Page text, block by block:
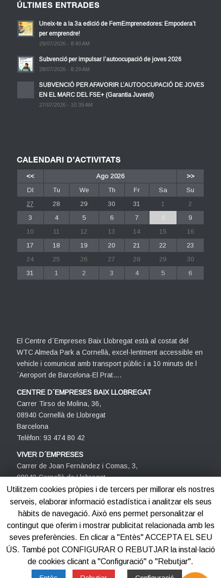
ÚLTIMES ENTRADES
Uneix-te a la 3a edició de FemEmprenedores: Empodera’t
per emprendre!
29/07/2026 - 8:40 AM
Subvenció per impulsar l’autoocupació de joves 2026
28/07/2026 - 8:29 AM
SUBVENCIÓ PER AFAVORIR L’AUTOOCUPACIÓ DE JOVES
EN EL MARC DEL FSE+ (Garantia Juvenil)
27/07/2026 - 10:39 AM
CALENDARI D’ACTIVITATS
<< Ago 2026
>>
Dl
Tu We Th Fr Sa
Su
27
28 29 30 31 1
2
3
4 5 6 7 8
9
10
11 12 13 14 15
16
17
18 19 20 21 22
23
24
25 26 27 28 29
30
31
1 2 3 4 5 6
El Centre d´Empreses Baix Llobregat està al costat del
WTC Almeda Park a Cornellà, excel·lentment accessible en
vehicle i comunicat amb transport públic i a 10 minuts de l
´Aeroport de Barcelona-El Prat….
CENTRE D´EMPRESES BAIX LLOBREGAT
Carrer Tirso de Molina, 36,
08940 Cornellà de Llobregat
Barcelona
Telèfon: 93 474 80 42
VIVER D´EMPRESES
Carrer de Joan Fernàndez i Comas, 3,
08940 Cornellà de Llobregat
Barcelona
Telèfon: 93 474 80 42
©2012-2025 Centre d'Empreses PROCORNELLÀ
Utilitzem cookies pròpies i de tercers per millorar els nostres
serveis, elaborar informació estadística i analitzar els seus
hàbits de navegació. Això ens permet personalitzar el
contingut que oferim i mostrar publicitat relacionada amb les
seves preferències. En clicar a "Entès" ACCEPTA EL SEU
ÚS. També pot CONFIGURAR O REBUTJAR la instal·lació
de cookies clicant a "Configuració" o "Rebutjar".